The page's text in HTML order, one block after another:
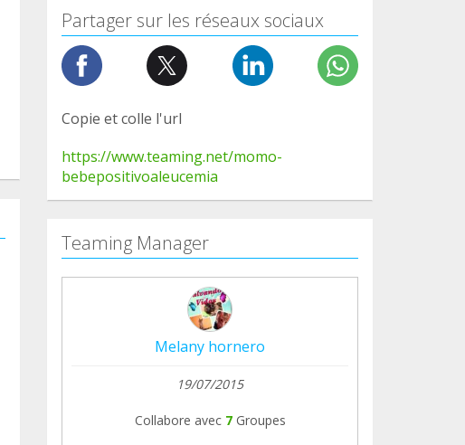
Partager sur les réseaux sociaux
Copie et colle l'url
https://www.teaming.net/momo-
bebepositivoaleucemia
Teaming Manager
Melany hornero
19/07/2015
Collabore avec7Groupes